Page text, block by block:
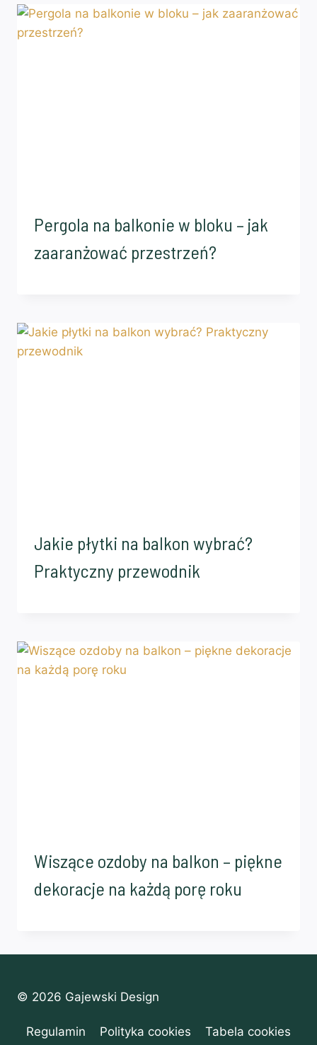
Pergola na balkonie w bloku – jak
zaaranżować przestrzeń?
Jakie płytki na balkon wybrać?
Praktyczny przewodnik
Wiszące ozdoby na balkon – piękne
dekoracje na każdą porę roku
© 2026 Gajewski Design
Regulamin Polityka cookies Tabela cookies